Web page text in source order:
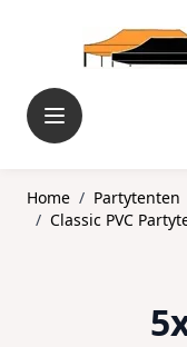
Home / Partytenten
/ Classic PVC